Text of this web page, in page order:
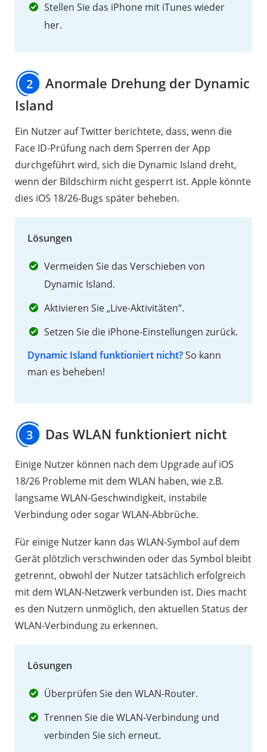
Bildschirmzeit
funktioniert
2.5
Die
des
Sperrbildschirms
funktionieren
nicht
Startbildschirm
lädt
nicht
Herunterziehen
des
Kontrollzentrums
"Authentifizierung
fehlgeschlagen"
in
der
App-
2.9
Eingabeproblem
2.10
Augen-
sofort
fehl
2.11
Musikvibrationen
Stellen Sie das iPhone mit iTunes wieder
her.
2
Anormale Drehung der Dynamic
Island
Ein Nutzer auf Twitter berichtete, dass, wenn die
Face ID-Prüfung nach dem Sperren der App
durchgeführt wird, sich die Dynamic Island dreht,
wenn der Bildschirm nicht gesperrt ist. Apple könnte
dies iOS 18/26-Bugs später beheben.
Lösungen
Vermeiden Sie das Verschieben von
Dynamic Island.
Aktivieren Sie „Live-Aktivitäten“.
Setzen Sie die iPhone-Einstellungen zurück.
Dynamic Island funktioniert nicht?So kann
man es beheben!
3 Das WLAN funktioniert nicht
Einige Nutzer können nach dem Upgrade auf iOS
18/26 Probleme mit dem WLAN haben, wie z.B.
langsame WLAN-Geschwindigkeit, instabile
Verbindung oder sogar WLAN-Abbrüche.
Für einige Nutzer kann das WLAN-Symbol auf dem
Gerät plötzlich verschwinden oder das Symbol bleibt
getrennt, obwohl der Nutzer tatsächlich erfolgreich
mit dem WLAN-Netzwerk verbunden ist. Dies macht
es den Nutzern unmöglich, den aktuellen Status der
WLAN-Verbindung zu erkennen.
Lösungen
Überprüfen Sie den WLAN-Router.
Trennen Sie die WLAN-Verbindung und
verbinden Sie sich erneut.